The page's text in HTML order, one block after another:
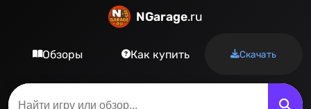
NGarage.ru
Обзоры Как купить Скачать